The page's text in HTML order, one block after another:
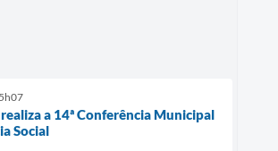
a 14ª Conferência Municipal
Social